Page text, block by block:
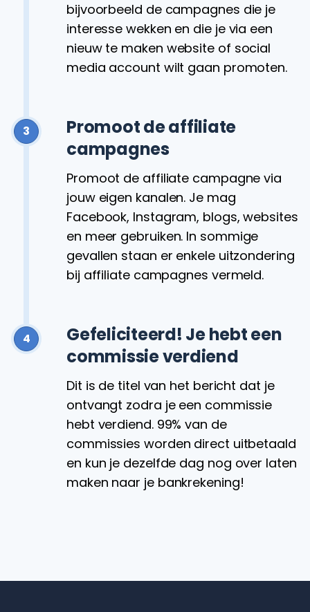
bijvoorbeeld de campagnes die je
interesse wekken en die je via een
nieuw te maken website of social
media account wilt gaan promoten.
3
Promoot de affiliate
campagnes
Promoot de affiliate campagne via
jouw eigen kanalen. Je mag
Facebook, Instagram, blogs, websites
en meer gebruiken. In sommige
gevallen staan er enkele uitzondering
bij affiliate campagnes vermeld.
4
Gefeliciteerd! Je hebt een
commissie verdiend
Dit is de titel van het bericht dat je
ontvangt zodra je een commissie
hebt verdiend. 99% van de
commissies worden direct uitbetaald
en kun je dezelfde dag nog over laten
maken naar je bankrekening!